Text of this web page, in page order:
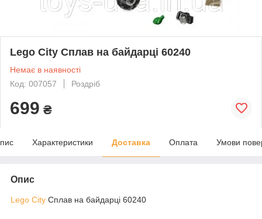
Lego City Сплав на байдарці 60240
Немає в наявності
Код: 007057
Роздріб
699 ₴
Характеристики Доставка Оплата Умови
Опис
Lego City Сплав на байдарці 60240